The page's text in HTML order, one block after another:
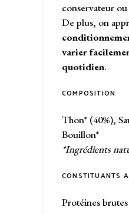
conservateur
De plus, on
varier
quotidien.
COMPOSITION
Thon* (40%),
Bouillon*
*Ingrédients
CONSTITUANTS
Protéines